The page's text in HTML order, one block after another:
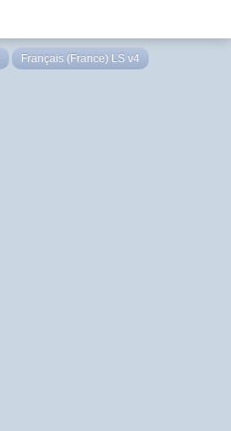
Français (France) LS v4